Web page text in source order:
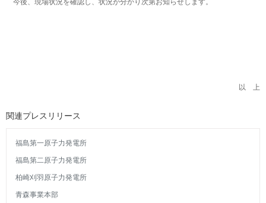
今後、現場状況を確認し、状況が分かり次第お知らせします。
以 上
関連プレスリリース
福島第一原子力発電所
福島第二原子力発電所
柏崎刈羽原子力発電所
青森事業本部